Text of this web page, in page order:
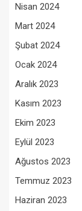
Nisan 2024
Mart 2024
Şubat 2024
Ocak 2024
Aralık 2023
Kasım 2023
Ekim 2023
Eylül 2023
Ağustos 2023
Temmuz 2023
Haziran 2023